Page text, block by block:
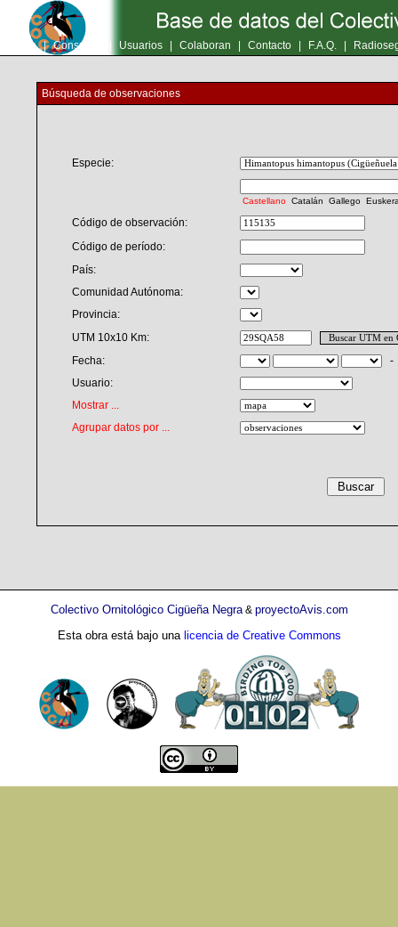
Inicio | Consultas Usuarios Colaboran Contacto F.A.Q.
Búsqueda de observaciones
Especie:
Castellano Catalán Gallego
Código de observación:
Código de período:
País:
Comunidad Autónoma:
Provincia:
UTM 10x10 Km:
Fecha:
Usuario:
Mostrar ...
Agrupar datos por ...
Colectivo Ornitológico Cigüeña Negra& proyectoAvis.com
Esta obra está bajo una licencia de Creative Commons